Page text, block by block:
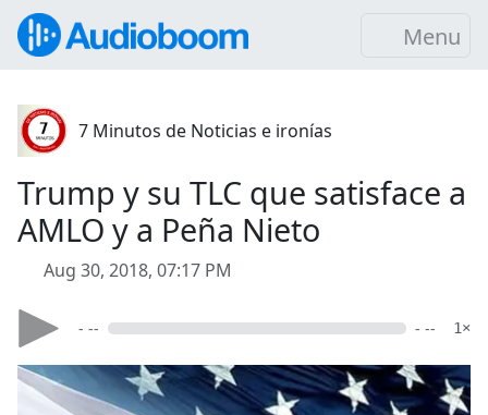
Menu
7 Minutos de Noticias e ironías
Trump y su TLC que satisface a
AMLO y a Peña Nieto
Aug 30, 2018, 07:17 PM
- -- - -- 1×